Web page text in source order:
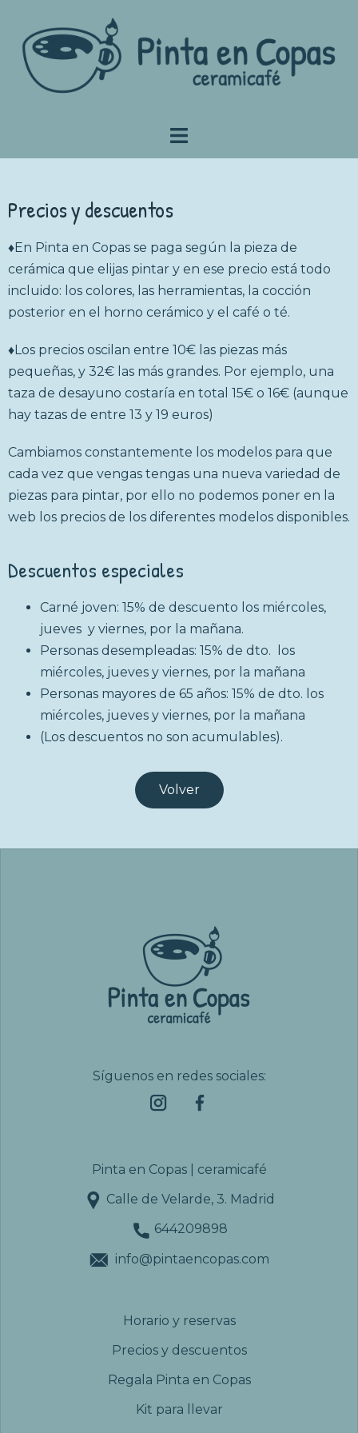
Precios y descuentos
♦En Pinta en Copas se paga según la pieza de
cerámica que elijas pintar y en ese precio está todo
incluido: los colores, las herramientas, la cocción
posterior en el horno cerámico y el café o té.
♦Los precios oscilan entre 10€ las piezas más
pequeñas, y 32€ las más grandes. Por ejemplo, una
taza de desayuno costaría en total 15€ o 16€ (aunque
hay tazas de entre 13 y 19 euros)
Cambiamos constantemente los modelos para que
cada vez que vengas tengas una nueva variedad de
piezas para pintar, por ello no podemos poner en la
web los precios de los diferentes modelos disponibles.
Descuentos especiales
Carné joven: 15% de descuento los miércoles,
jueves y viernes, por la mañana.
Personas desempleadas: 15% de dto. los
miércoles, jueves y viernes, por la mañana
Personas mayores de 65 años: 15% de dto. los
miércoles, jueves y viernes, por la mañana
(Los descuentos no son acumulables).
Volver
Síguenos en redes sociales:
Pinta en Copas | ceramicafé
Calle de Velarde, 3. Madrid
644209898
info@pintaencopas.com
Horario y reservas
Precios y descuentos
Regala Pinta en Copas
Kit para llevar